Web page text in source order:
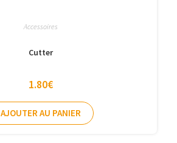
Accessoires
Cutter
1.80€
AJOUTER AU PANIER